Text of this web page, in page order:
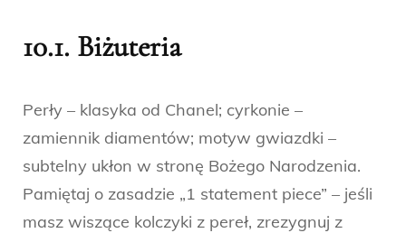
10.1. Biżuteria
Perły – klasyka od Chanel; cyrkonie –
zamiennik diamentów; motyw gwiazdki –
subtelny ukłon w stronę Bożego Narodzenia.
Pamiętaj o zasadzie „1 statement piece” – jeśli
masz wiszące kolczyki z pereł, zrezygnuj z